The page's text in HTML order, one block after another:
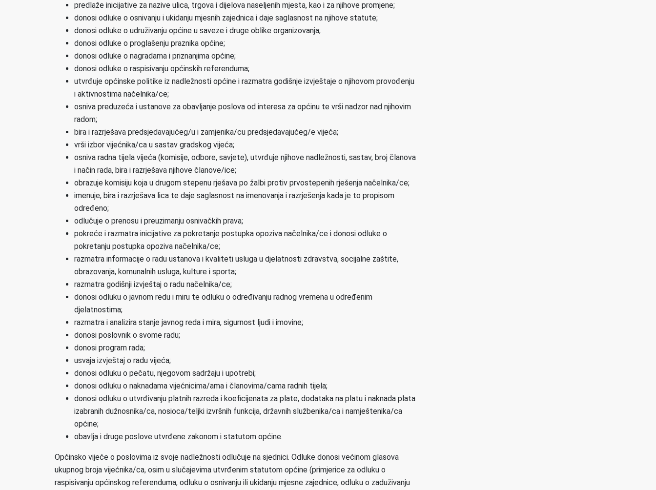
predlaže inicijative za nazive ulica, trgova i dijelova naseljenih mjesta, kao i za njihove promjene;
donosi odluke o osnivanju i ukidanju mjesnih zajednica i daje saglasnost na njihove statute;
donosi odluke o udruživanju općine u saveze i druge oblike organizovanja;
donosi odluke o proglašenju praznika općine;
donosi odluke o nagradama i priznanjima općine;
donosi odluke o raspisivanju općinskih referenduma;
utvrđuje općinske politike iz nadležnosti općine i razmatra godišnje izvještaje o njihovom provođenju
i aktivnostima načelnika/ce;
osniva preduzeća i ustanove za obavljanje poslova od interesa za općinu te vrši nadzor nad njihovim
radom;
bira i razrješava predsjedavajućeg/u i zamjenika/cu predsjedavajućeg/e vijeća;
vrši izbor vijećnika/ca u sastav gradskog vijeća;
osniva radna tijela vijeća (komisije, odbore, savjete), utvrđuje njihove nadležnosti, sastav, broj članova
i način rada, bira i razrješava njihove članove/ice;
obrazuje komisiju koja u drugom stepenu rješava po žalbi protiv prvostepenih rješenja načelnika/ce;
imenuje, bira i razrješava lica te daje saglasnost na imenovanja i razrješenja kada je to propisom
određeno;
odlučuje o prenosu i preuzimanju osnivačkih prava;
pokreće i razmatra inicijative za pokretanje postupka opoziva načelnika/ce i donosi odluke o
pokretanju postupka opoziva načelnika/ce;
razmatra informacije o radu ustanova i kvaliteti usluga u djelatnosti zdravstva, socijalne zaštite,
obrazovanja, komunalnih usluga, kulture i sporta;
razmatra godišnji izvještaj o radu načelnika/ce;
donosi odluku o javnom redu i miru te odluku o određivanju radnog vremena u određenim
djelatnostima;
razmatra i analizira stanje javnog reda i mira, sigurnost ljudi i imovine;
donosi poslovnik o svome radu;
donosi program rada;
usvaja izvještaj o radu vijeća;
donosi odluku o pečatu, njegovom sadržaju i upotrebi;
donosi odluku o naknadama vijećnicima/ama i članovima/cama radnih tijela;
donosi odluku o utvrđivanju platnih razreda i koeficijenata za plate, dodataka na platu i naknada plata
izabranih dužnosnika/ca, nosioca/teljki izvršnih funkcija, državnih službenika/ca i namještenika/ca
općine;
obavlja i druge poslove utvrđene zakonom i statutom općine.
Općinsko vijeće o poslovima iz svoje nadležnosti odlučuje na sjednici. Odluke donosi većinom glasova
ukupnog broja vijećnika/ca, osim u slučajevima utvrđenim statutom općine (primjerice za odluku o
raspisivanju općinskog referenduma, odluku o osnivanju ili ukidanju mjesne zajednice, odluku o zaduživanju